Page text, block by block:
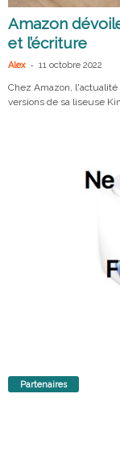
Amazon
et l’écriture
Alex - 11 octobre 2022
Chez Amazon,
versions de sa liseuse
Partenaires